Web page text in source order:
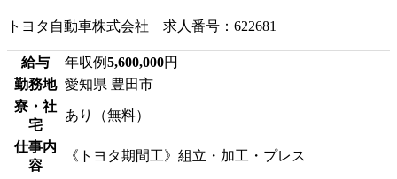
トヨタ自動車株式会社 求人番号：622681
給与 年収例5,600,000円
勤務地 愛知県 豊田市
寮・社
宅
あり（無料）
仕事内
容
《トヨタ期間工》組立・加工・プレス